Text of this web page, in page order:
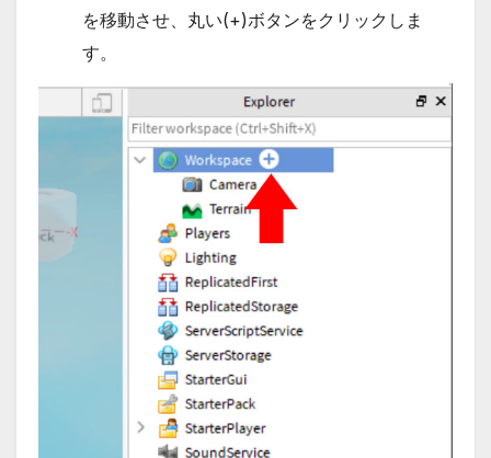
を移動させ、丸い(+)ボタンをクリックしま
す。